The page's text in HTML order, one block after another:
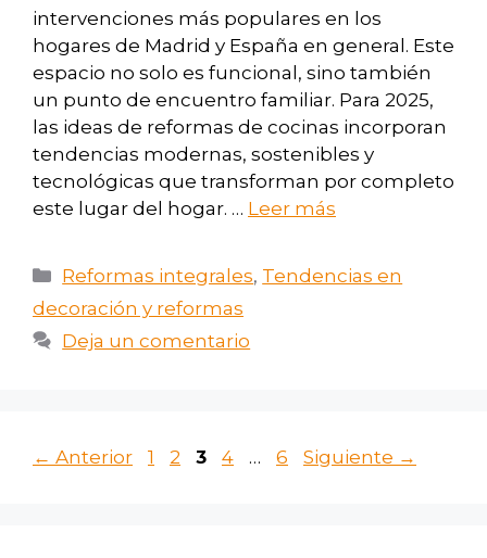
intervenciones más populares en los
hogares de Madrid y España en general. Este
espacio no solo es funcional, sino también
un punto de encuentro familiar. Para 2025,
las ideas de reformas de cocinas incorporan
tendencias modernas, sostenibles y
tecnológicas que transforman por completo
este lugar del hogar. … Leer más
Reformas integrales, Tendencias en
decoración y reformas
Deja un comentario
← Anterior 1 2 3 4 … 6 Siguiente →